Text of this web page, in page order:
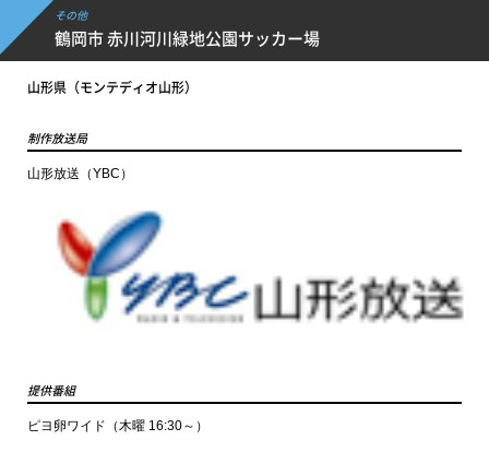
その他
鶴岡市 赤川河川緑地公園サッカー場
山形県（モンテディオ山形）
制作放送局
山形放送（YBC）
提供番組
ピヨ卵ワイド（木曜 16:30～）